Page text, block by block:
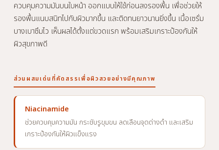
ควบคุมความมันบนใบหน้า ออกแบบให้ใช้ก่อนลงรองพื้น เพื่อช่วยให้
รองพื้นแนบสนิทไปกับผิวมากขึ้น และติดทนยาวนานยิ่งขึ้น เนื้อเซรั่ม
บางเบาซึมไว เห็นผลได้ตั้งแต่ขวดแรก พร้อมเสริมเกราะป้องกันให้
ผิวสุขภาพดี
ส่วนผสมเด่นที่คัดสรรเพื่อผิวสวยอย่างมีคุณภาพ
Niacinamide
ช่วยควบคุมความมัน กระชับรูขุมขน ลดเลือนจุดด่างดำ และเสริม
เกราะป้องกันให้ผิวแข็งแรง